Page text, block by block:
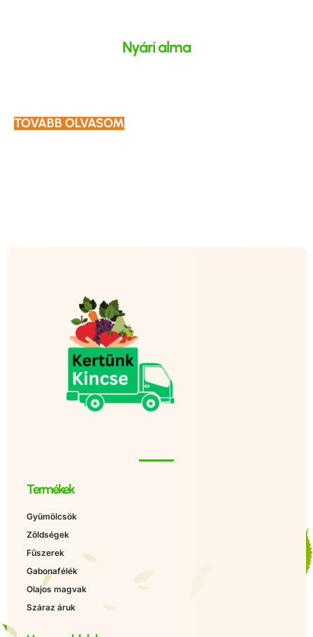
Nyári alma
TOVÁBB OLVASOM
Termékek
Gyümölcsök
Zöldségek
Fűszerek
Gabonafélék
Olajos magvak
Száraz áruk